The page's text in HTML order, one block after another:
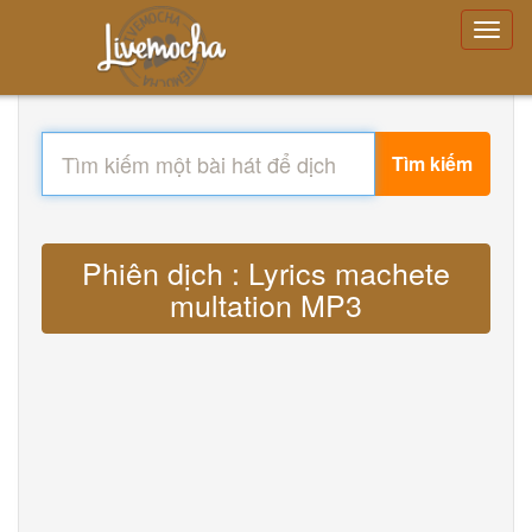
Tìm kiếm
Phiên dịch : Lyrics machete
multation MP3